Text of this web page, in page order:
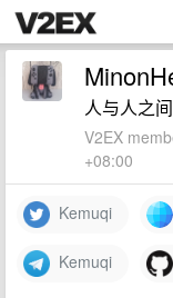
人与人之
V2EX
+08:00
Kemuqi
Kemuqi